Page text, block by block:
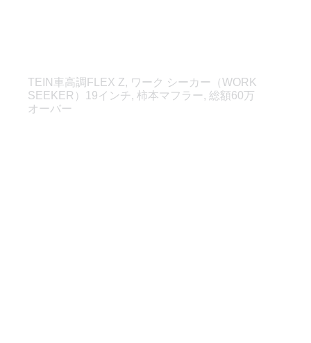
TEIN車高調FLEX Z, ワーク シーカー（WORK
SEEKER）19インチ , 柿本マフラー , 総額60万
オーバー